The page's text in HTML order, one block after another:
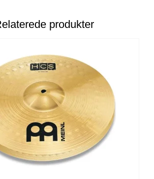
produkter